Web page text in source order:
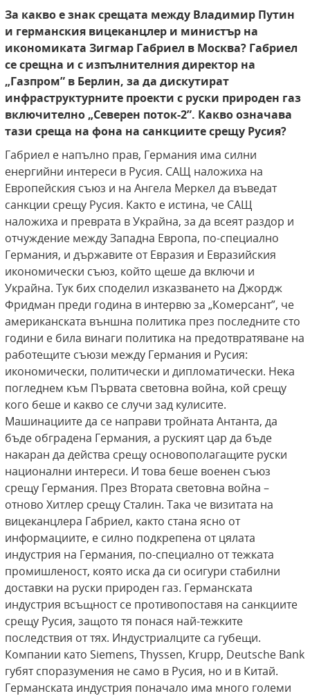
За какво е знак срещата между Владимир Путин
и германския вицеканцлер и министър на
икономиката Зигмар Габриел в Москва? Габриел
се срещна и с изпълнителния директор на
„Газпром” в Берлин, за да дискутират
инфраструктурните проекти с руски природен газ
включително „Северен поток-2”. Какво означава
тази среща на фона на санкциите срещу Русия?
Габриел е напълно прав, Германия има силни
енергийни интереси в Русия. САЩ наложиха на
Европейския съюз и на Ангела Меркел да въведат
санкции срещу Русия. Както е истина, че САЩ
наложиха и преврата в Украйна, за да всеят раздор и
отчуждение между Западна Европа, по-специално
Германия, и държавите от Евразия и Евразийския
икономически съюз, който щеше да включи и
Украйна. Тук бих споделил изказването на Джордж
Фридман преди година в интервю за „Комерсант”, че
американската външна политика през последните сто
години е била винаги политика на предотвратяване на
работещите съюзи между Германия и Русия:
икономически, политически и дипломатически. Нека
погледнем към Първата световна война, кой срещу
кого беше и какво се случи зад кулисите.
Машинациите да се направи тройната Антанта, да
бъде обградена Германия, а руският цар да бъде
накаран да действа срещу основополагащите руски
национални интереси. И това беше военен съюз
срещу Германия. През Втората световна война –
отново Хитлер срещу Сталин. Така че визитата на
вицеканцлера Габриел, както стана ясно от
информациите, е силно подкрепена от цялата
индустрия на Германия, по-специално от тежката
промишленост, която иска да си осигури стабилни
доставки на руски природен газ. Германската
индустрия всъщност се противопоставя на санкциите
срещу Русия, защото тя понася най-тежките
последствия от тях. Индустриалците са губещи.
Компании като Siemens, Thyssen, Krupp, Deutsche Bank
губят споразумения не само в Русия, но и в Китай.
Германската индустрия поначало има много големи